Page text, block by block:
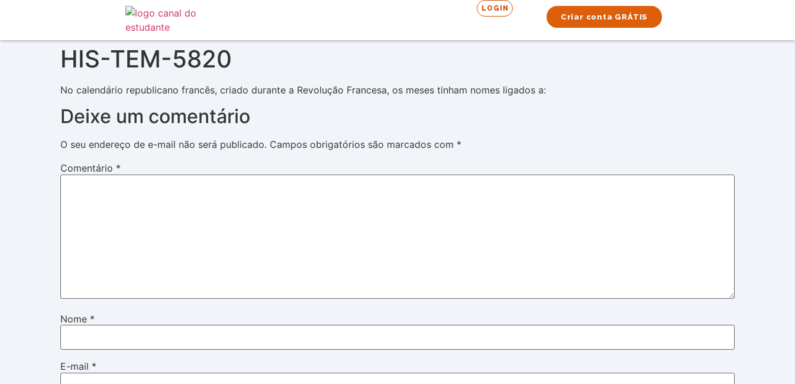
LOGIN
Criar conta GRÁTIS
HIS-TEM-5820
No calendário republicano francês, criado durante a Revolução Francesa, os meses tinham nomes ligados a:
Deixe um comentário
O seu endereço de e-mail não será publicado. Campos obrigatórios são marcados com *
Comentário *
Nome *
E-mail *